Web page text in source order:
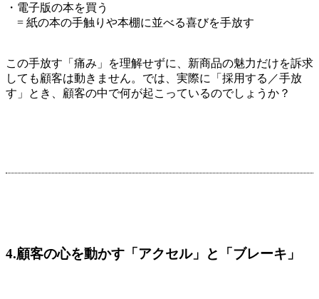
・電子版の本を買う
= 紙の本の手触りや本棚に並べる喜びを手放す
この手放す「痛み」を理解せずに、新商品の魅力だけを訴求
しても顧客は動きません。では、実際に「採用する／手放
す」とき、顧客の中で何が起こっているのでしょうか？
4.顧客の心を動かす「アクセル」と「ブレーキ」